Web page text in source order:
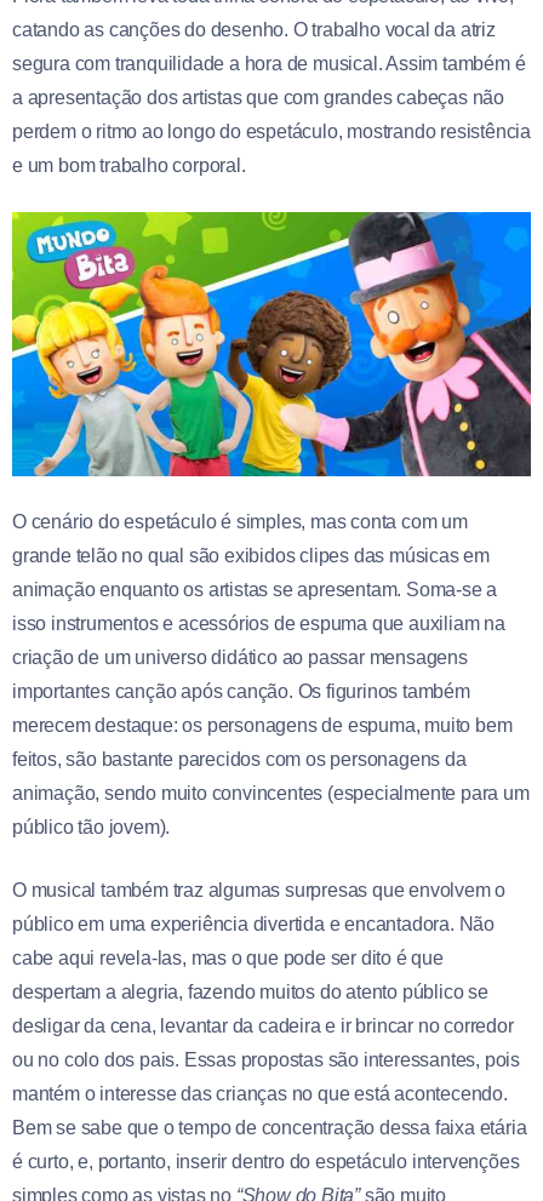
catando as canções do desenho. O trabalho vocal da atriz
segura com tranquilidade a hora de musical. Assim também é
a apresentação dos artistas que com grandes cabeças não
perdem o ritmo ao longo do espetáculo, mostrando resistência
e um bom trabalho corporal.
O cenário do espetáculo é simples, mas conta com um
grande telão no qual são exibidos clipes das músicas em
animação enquanto os artistas se apresentam. Soma-se a
isso instrumentos e acessórios de espuma que auxiliam na
criação de um universo didático ao passar mensagens
importantes canção após canção. Os figurinos também
merecem destaque: os personagens de espuma, muito bem
feitos, são bastante parecidos com os personagens da
animação, sendo muito convincentes (especialmente para um
público tão jovem).
O musical também traz algumas surpresas que envolvem o
público em uma experiência divertida e encantadora. Não
cabe aqui revela-las, mas o que pode ser dito é que
despertam a alegria, fazendo muitos do atento público se
desligar da cena, levantar da cadeira e ir brincar no corredor
ou no colo dos pais. Essas propostas são interessantes, pois
mantém o interesse das crianças no que está acontecendo.
Bem se sabe que o tempo de concentração dessa faixa etária
é curto, e, portanto, inserir dentro do espetáculo intervenções
simples como as vistas no “Show do Bita”são muito